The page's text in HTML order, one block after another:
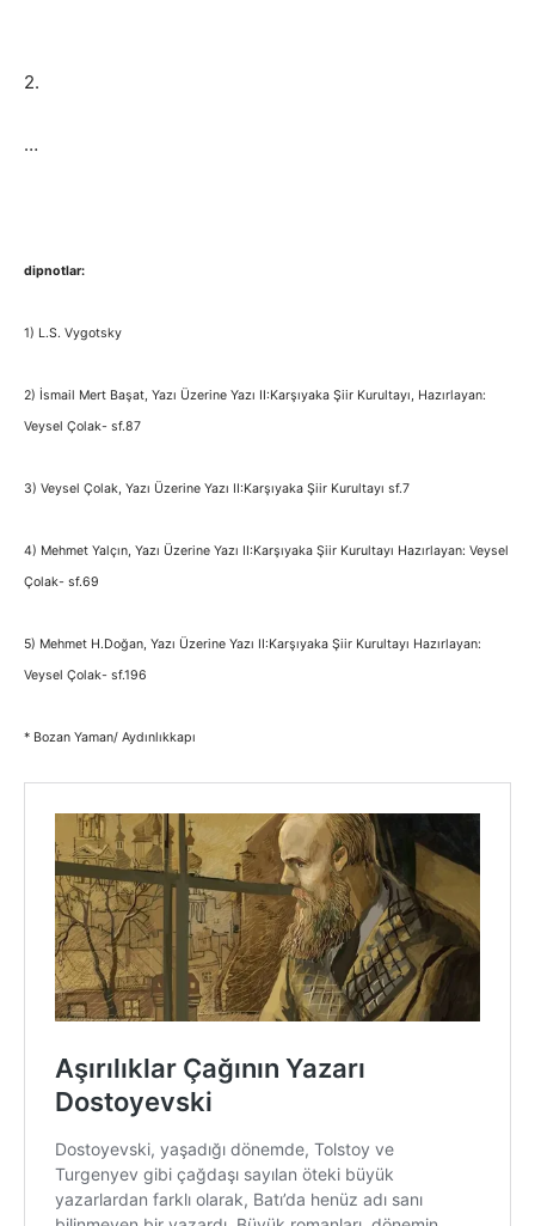
2.
…
dipnotlar:
1) L.S. Vygotsky
2) İsmail Mert Başat, Yazı Üzerine Yazı II:Karşıyaka Şiir Kurultayı, Hazırlayan:
Veysel Çolak- sf.87
3) Veysel Çolak, Yazı Üzerine Yazı II:Karşıyaka Şiir Kurultayı sf.7
4) Mehmet Yalçın, Yazı Üzerine Yazı II:Karşıyaka Şiir Kurultayı Hazırlayan: Veysel
Çolak- sf.69
5) Mehmet H.Doğan, Yazı Üzerine Yazı II:Karşıyaka Şiir Kurultayı Hazırlayan:
Veysel Çolak- sf.196
* Bozan Yaman/ Aydınlıkkapı